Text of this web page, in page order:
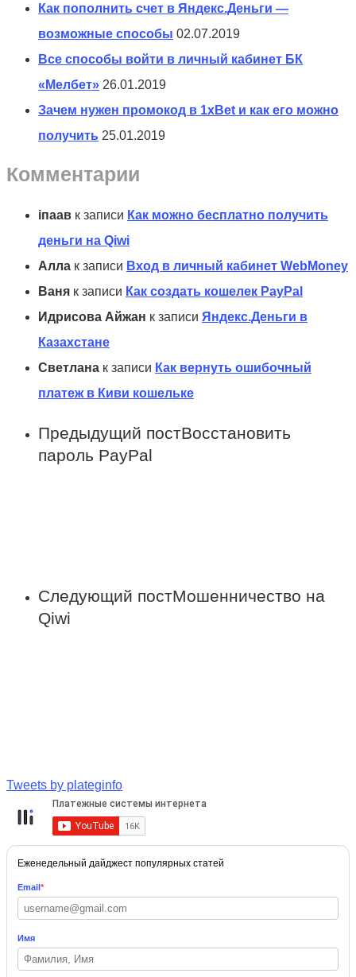
Как пополнить счет в Яндекс.Деньги —
возможные способы 02.07.2019
Все способы войти в личный кабинет БК
«Мелбет» 26.01.2019
Зачем нужен промокод в 1xBet и как его можно
получить 25.01.2019
Комментарии
іпаав к записи Как можно бесплатно получить
деньги на Qiwi
Алла к записи Вход в личный кабинет WebMoney
Ваня к записи Как создать кошелек PayPal
Идрисова Айжан к записи Яндекс.Деньги в
Казахстане
Светлана к записи Как вернуть ошибочный
платеж в Киви кошельке
Предыдущий постВосстановить
пароль PayPal
Следующий постМошенничество на
Qiwi
Tweets by plateginfo
Еженедельный дайджест популярных статей
Email*
Имя